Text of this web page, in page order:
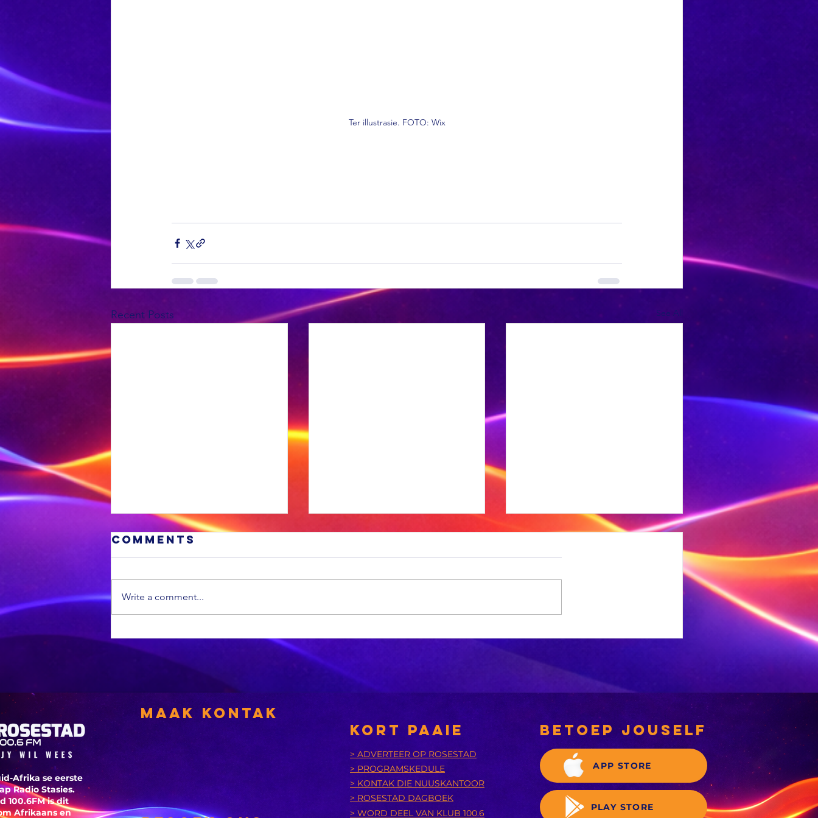
Ter illustrasie. FOTO: Wix
Recent Posts See All
Banke kan dalk
tydelik vries
'n Suid-
dokter maak
mediese
geskiedenis
Ossewabrandwag-
argief is nou
digitaal
Comments
Write a comment...
Afrika se eerste
Radio Stasies.
100.6FM is dit
Afrikaans en
Maak Kontak
betoep jouself
APP STORE
PLAY STORE
KORT PAAIE
> ADVERTEER OP ROSESTAD
> PROGRAMSKEDULE
> KONTAK DIE NUUSKANTOOR
> ROSESTAD DAGBOEK
> WORD DEEL VAN KLUB 100.6